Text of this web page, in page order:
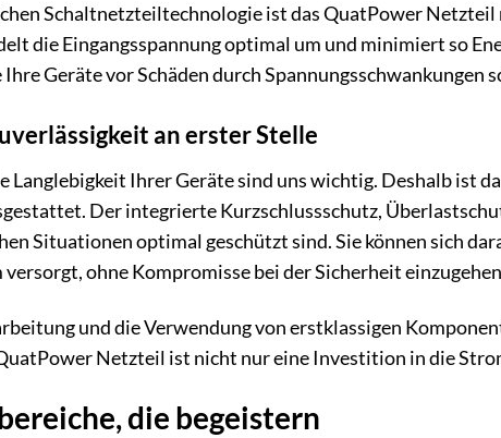
Schaltnetzteiltechnologie ist das QuatPower
die Eingangsspannung optimal um und minimiert so
Geräte vor Schäden durch Spannungsschwankungen
an erster Stelle
Langlebigkeit Ihrer Geräte sind uns wichtig. Deshalb ist
Der integrierte Kurzschlussschutz,
Situationen optimal geschützt sind. Sie können sich
ohne Kompromisse bei der Sicherheit
und die Verwendung von erstklassigen
Netzteil ist nicht nur eine Investition in die
die begeistern